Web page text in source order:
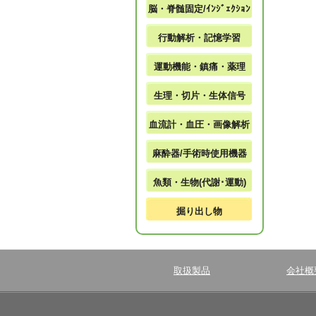
脳・脊髄固定/ｲﾝｼﾞｪｸｼｮﾝ
行動解析・記憶学習
運動機能・鎮痛・薬理
生理・切片・生体信号
血流計・血圧・画像解析
麻酔器/手術時使用機器
魚類・生物(代謝･運動)
掘り出し物
取扱製品 会社概